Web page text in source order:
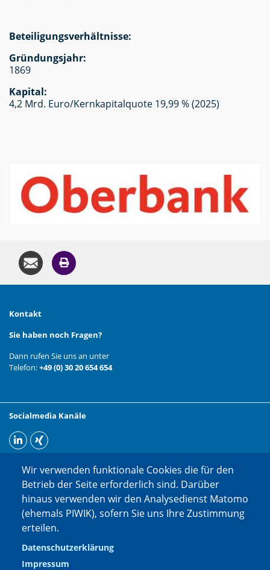
Beteiligungsverhältnisse:
Gründungsjahr:
1869
Kapital:
4,2 Mrd. Euro/Kernkapitalquote 19,99 % (2025)
Kontakt
Sie haben noch Fragen?
Dann rufen Sie uns an unter
Telefon:+49 (0) 30 20 654 654
Socialmedia Kanäle
Wir verwenden funktionale Cookies die für den
Betrieb der Seite erforderlich sind. Darüber
hinaus verwenden wir den Analysedienst Matomo
(ehemals PIWIK), sofern Sie uns Ihre Zustimmung
erteilen.
Datenschutzerklärung
Impressum